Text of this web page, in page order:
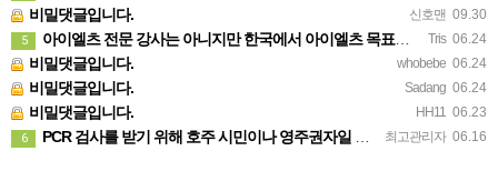
신호맨 09.30
비밀댓글입니다.
Tris 06.24
5 아이엘츠 전문 강사는 아니지만 한국에서 아이엘츠 목표점수(6.0)통과하고 호주대학 입학했어요 연락주시면 제가…
whobebe 06.24
비밀댓글입니다.
Sadang 06.24
비밀댓글입니다.
HH11 06.23
비밀댓글입니다.
최고관리자 06.16
6 PCR 검사를 받기 위해 호주 시민이나 영주권자일 필요는 없습니다. 가까운 무료 검사 클리닉에 방문 하시면 …